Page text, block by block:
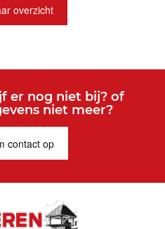
overzicht
er nog niet bij? of
niet meer?
contact op